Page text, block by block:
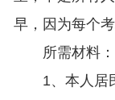
早，因为每个
所需材料：
1、本人居